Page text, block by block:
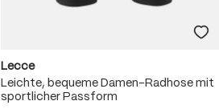
Lecce
Leichte, bequeme Damen-Radhose mit
sportlicher Passform